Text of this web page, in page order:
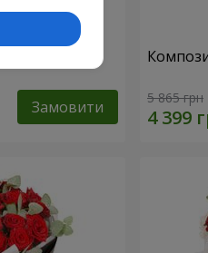
Замовити 5 865 грн